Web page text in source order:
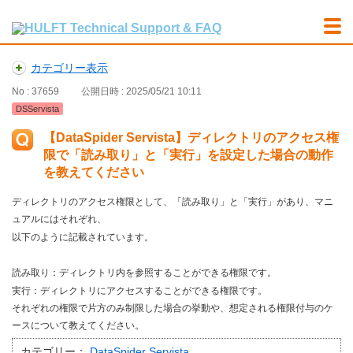
カテゴリー表示
No : 37659 公開日時 : 2025/05/21 10:11
DSServista
【DataSpider Servista】ディレクトリのアクセス権
限で「読み取り」と「実行」を設定した場合の動作
を教えてください
ディレクトリのアクセス権限として、「読み取り」と「実行」があり、マニ
ュアルにはそれぞれ、
以下のように記載されています。
読み取り：ディレクトリ内を参照することができる権限です。
実行：ディレクトリにアクセスすることができる権限です。
それぞれの権限で片方のみ制限した場合の挙動や、想定される権限付与のケ
ースについて教えてください。